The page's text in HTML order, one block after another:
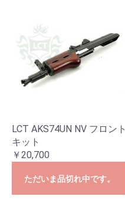
LCT AKS74UN NV フロント
キット
￥20,700
ただいま品切れ中です。